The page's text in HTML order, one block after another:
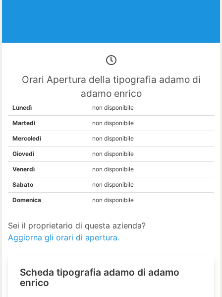
Orari Apertura della tipografia adamo di
adamo enrico
Lunedì non disponibile
Martedì non disponibile
Mercoledì non disponibile
Giovedì non disponibile
Venerdì non disponibile
Sabato non disponibile
Domenica non disponibile
Sei il proprietario di questa azienda?
Aggiorna gli orari di apertura.
Scheda tipografia adamo di adamo
enrico